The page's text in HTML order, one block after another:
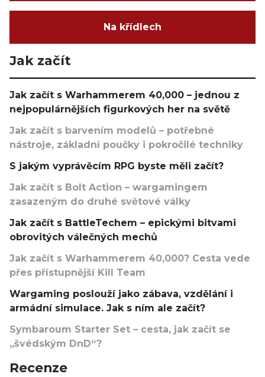
Na křídlech
Jak začít
Jak začít s Warhammerem 40,000 – jednou z
nejpopulárnějších figurkových her na světě
Jak začít s barvením modelů – potřebné
nástroje, základní poučky i pokročilé techniky
S jakým vyprávěcím RPG byste měli začít?
Jak začít s Bolt Action – wargamingem
zasazeným do druhé světové války
Jak začít s BattleTechem – epickými bitvami
obrovitých válečných mechů
Jak začít s Warhammerem 40,000? Cesta vede
přes přístupnější Kill Team
Wargaming poslouží jako zábava, vzdělání i
armádní simulace. Jak s ním ale začít?
Symbaroum Starter Set – cesta, jak začít se
„švédským DnD“?
Recenze